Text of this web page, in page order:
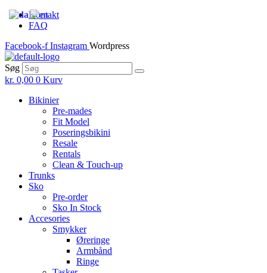
Skip
content
Kontakt
FAQ
Facebook-f Instagram Wordpress
Søg
kr. 0,00 0 Kurv
Bikinier
Pre-mades
Fit Model
Poseringsbikini
Resale
Rentals
Clean & Touch-up
Trunks
Sko
Pre-order
Sko In Stock
Accesories
Smykker
Øreringe
Armbånd
Ringe